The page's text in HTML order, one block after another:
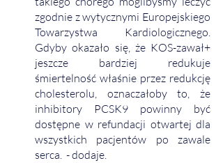
zgodnie z wytycznymi Europejskiego
Towarzystwa Kardiologicznego.
Gdyby okazało się, że KOS-zawał+
jeszcze bardziej redukuje
śmiertelność właśnie przez redukcję
cholesterolu, oznaczałoby to, że
inhibitory PCSK9 powinny być
dostępne w refundacji otwartej dla
wszystkich pacjentów po zawale
serca.  - dodaje.